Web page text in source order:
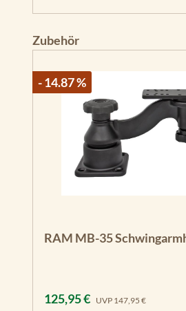
Produktgalerie überspringen
Zubehör
- 14.87 %
RAM MB-35
Verkaufspreis:
125,95 € UVP Regulärer Preis:
147,95 €